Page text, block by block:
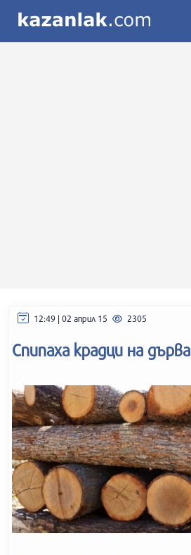
12:49 | 02 април 15 2305
Спипаха крадци на дърва